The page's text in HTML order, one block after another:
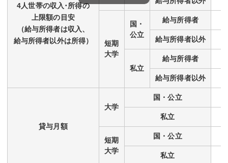
4人世帯の収入･所得の
上限額の目安
（給与所得者は収入、
給与所得者以外は所得）
短期
大学
国・
公立
給与所得者
給与所得者以外
私立
給与所得者
給与所得者以外
貸与月額
大学
国・公立
私立
短期
大学
国・公立
私立